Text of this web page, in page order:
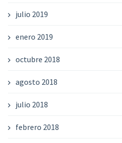
julio 2019
enero 2019
octubre 2018
agosto 2018
julio 2018
febrero 2018